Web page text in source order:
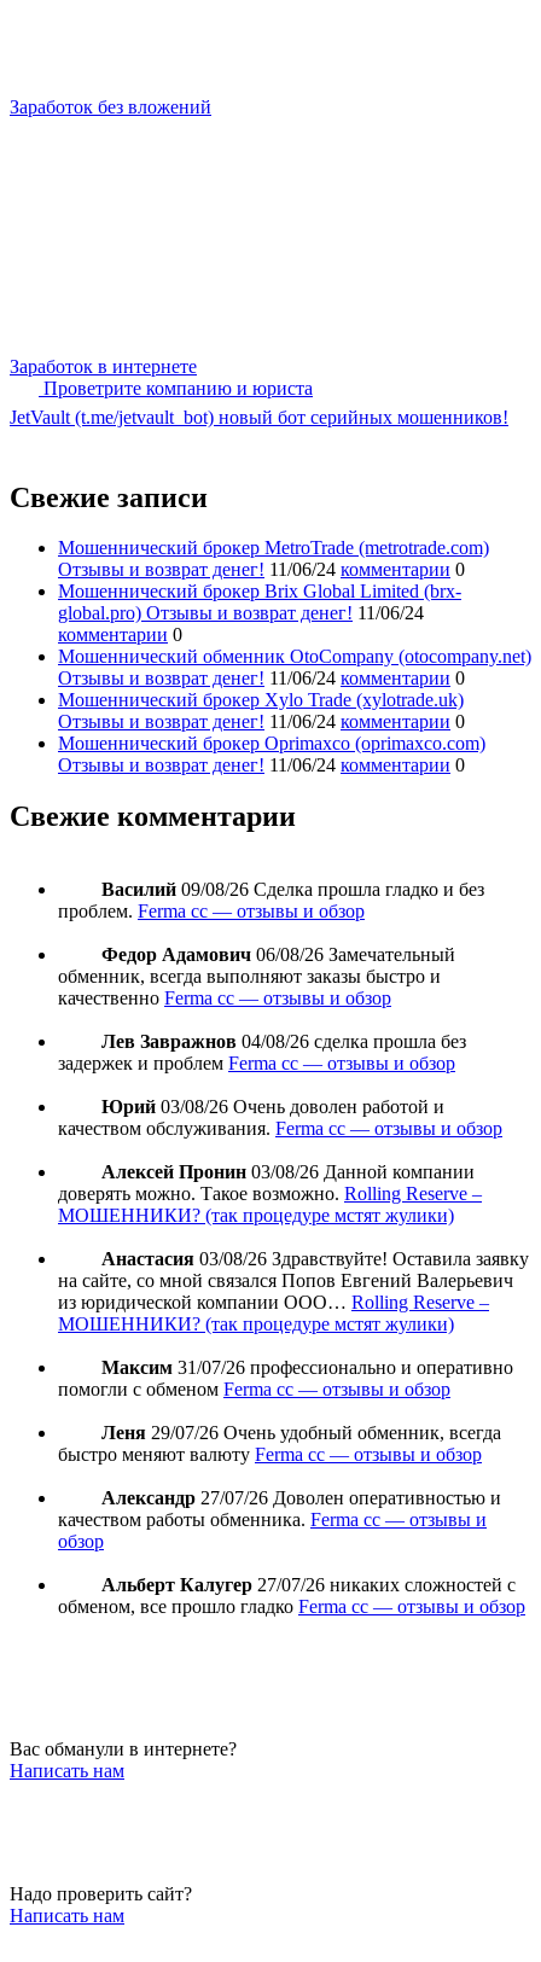
Заработок без вложений
Заработок в интернете
Проветрите компанию и юриста
JetVault (t.me/jetvault_bot) новый бот серийных мошенников!
Свежие записи
Мошеннический брокер MetroTrade (metrotrade.com)
Отзывы и возврат денег! 11/06/24 комментарии 0
Мошеннический брокер Brix Global Limited (brx-
global.pro) Отзывы и возврат денег! 11/06/24
комментарии 0
Мошеннический обменник OtoCompany (otocompany.net)
Отзывы и возврат денег! 11/06/24 комментарии 0
Мошеннический брокер Xylo Trade (xylotrade.uk)
Отзывы и возврат денег! 11/06/24 комментарии 0
Мошеннический брокер Oprimaxco (oprimaxco.com)
Отзывы и возврат денег! 11/06/24 комментарии 0
Свежие комментарии
Василий 09/08/26 Сделка прошла гладко и без
проблем. Ferma cc — отзывы и обзор
Федор Адамович 06/08/26 Замечательный
обменник, всегда выполняют заказы быстро и
качественно Ferma cc — отзывы и обзор
Лев Завражнов 04/08/26 сделка прошла без
задержек и проблем Ferma cc — отзывы и обзор
Юрий 03/08/26 Очень доволен работой и
качеством обслуживания. Ferma cc — отзывы и обзор
Алексей Пронин 03/08/26 Данной компании
доверять можно. Такое возможно. Rolling Reserve –
МОШЕННИКИ? (так процедуре мстят жулики)
Анастасия 03/08/26 Здравствуйте! Оставила заявку
на сайте, со мной связался Попов Евгений Валерьевич
из юридической компании ООО… Rolling Reserve –
МОШЕННИКИ? (так процедуре мстят жулики)
Максим 31/07/26 профессионально и оперативно
помогли с обменом Ferma cc — отзывы и обзор
Леня 29/07/26 Очень удобный обменник, всегда
быстро меняют валюту Ferma cc — отзывы и обзор
Александр 27/07/26 Доволен оперативностью и
качеством работы обменника. Ferma cc — отзывы и
обзор
Альберт Калугер 27/07/26 никаких сложностей с
обменом, все прошло гладко Ferma cc — отзывы и обзор
Вас обманули в интернете?
Написать нам
Надо проверить сайт?
Написать нам